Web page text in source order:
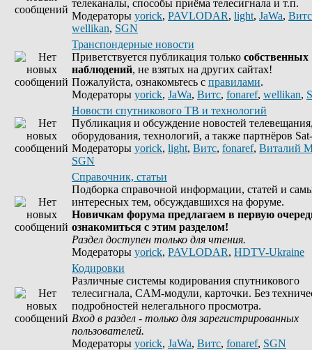
телеканалы, способы приёма телесигнала и т.п.
Модераторы yorick, PAVLODAR, light, JaWa, Витс
wellikan, SGN
Транспондерные новости
Приветствуется публикация только собственных
наблюдений, не взятых на других сайтах!
Пожалуйста, ознакомьтесь с правилами.
Модераторы yorick, JaWa, Витс, fonaref, wellikan,
Новости спутникового ТВ и технологий
Публикация и обсуждение новостей
оборудования, технологий, а также партнёров
Модераторы yorick, light, Витс, fonaref, Виталий
SGN
Справочник, статьи
Подборка справочной информации, статей и
интересных тем, обсуждавшихся на форуме.
Новичкам форума предлагаем в первую
ознакомиться с этим разделом!
Раздел доступен только для чтения.
Модераторы yorick, PAVLODAR, HDTV-Ukraine
Кодировки
Различные системы кодирования спутникового
телесигнала, CAM-модули, карточки. Без
подробностей нелегального просмотра.
Вход в раздел - только для зарегистрированных
пользователей.
Модераторы yorick, JaWa, Витс, fonaref, SGN